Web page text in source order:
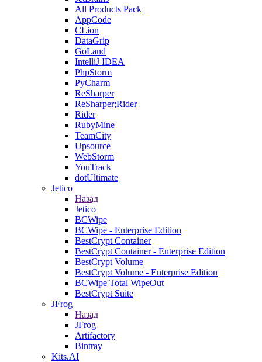
All Products Pack
AppCode
CLion
DataGrip
GoLand
IntelliJ IDEA
PhpStorm
PyCharm
ReSharper
ReSharper;Rider
Rider
RubyMine
TeamCity
Upsource
WebStorm
YouTrack
dotUltimate
Jetico
Назад
Jetico
BCWipe
BCWipe - Enterprise Edition
BestCrypt Container
BestCrypt Container - Enterprise Edition
BestCrypt Volume
BestCrypt Volume - Enterprise Edition
BCWipe Total WipeOut
BestCrypt Suite
JFrog
Назад
JFrog
Artifactory
Bintray
Kits.AI